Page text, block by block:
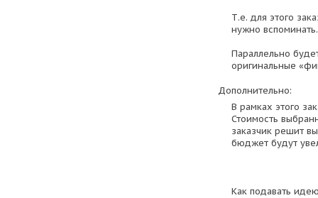
Т.е. для этого
нужно вспоминать.
Параллельно
оригинальные
Дополнительно:
В рамках этого
Стоимость
заказчик решит
бюджет будут
Как подавать